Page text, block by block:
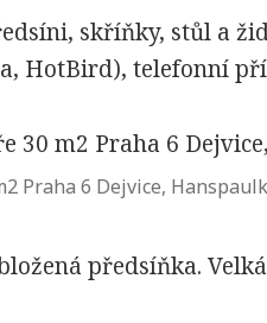
skříňky, stůl a
HotBird), telefonní
Praha 6 Dejvice,
předsíňka.